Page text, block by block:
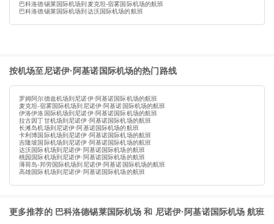
巴科洛德锡莱国际机场到麦克坦-宿雾国际机场的航班
巴科洛德锡莱国际机场到达沃国际机场的航班
按机场至尼诺伊·阿基诺国际机场的热门路线
罗姆阿尔德兹机场到尼诺伊·阿基诺国际机场的航班
麦克坦-宿雾国际机场到尼诺伊·阿基诺国际机场的航班
伊洛伊洛国际机场到尼诺伊·阿基诺国际机场的航班
拉古因丁甘机场到尼诺伊·阿基诺国际机场的航班
长滩岛机场到尼诺伊·阿基诺国际机场的航班
卡利博国际机场到尼诺伊·阿基诺国际机场的航班
吉隆坡国际机场到尼诺伊·阿基诺国际机场的航班
达沃国际机场到尼诺伊·阿基诺国际机场的航班
桃园国际机场到尼诺伊·阿基诺国际机场的航班
薄荷岛-邦劳国际机场到尼诺伊·阿基诺国际机场的航班
高雄国际机场到尼诺伊·阿基诺国际机场的航班
更多推荐的 巴科洛德锡莱国际机场 和 尼诺伊·阿基诺国际机场 航班